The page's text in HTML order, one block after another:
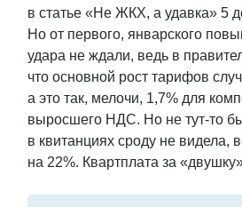
в статье «Не ЖКХ, а удавка» 5
Но от первого, январского
удара не ждали, ведь в
что основной рост тарифов
а это так, мелочи, 1,7% для
выросшего НДС. Но не тут-то
в квитанциях сроду не видела,
на 22%. Квартплата за